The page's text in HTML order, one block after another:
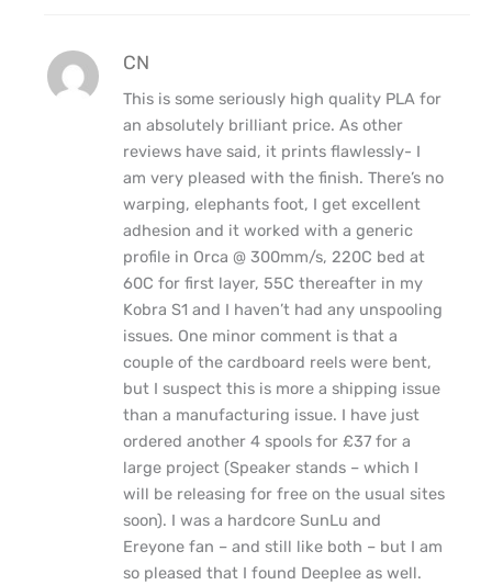
CN
This is some seriously high quality PLA for
an absolutely brilliant price. As other
reviews have said, it prints flawlessly- I
am very pleased with the finish. There’s no
warping, elephants foot, I get excellent
adhesion and it worked with a generic
profile in Orca @ 300mm/s, 220C bed at
60C for first layer, 55C thereafter in my
Kobra S1 and I haven’t had any unspooling
issues. One minor comment is that a
couple of the cardboard reels were bent,
but I suspect this is more a shipping issue
than a manufacturing issue. I have just
ordered another 4 spools for £37 for a
large project (Speaker stands – which I
will be releasing for free on the usual sites
soon). I was a hardcore SunLu and
Ereyone fan – and still like both – but I am
so pleased that I found Deeplee as well.